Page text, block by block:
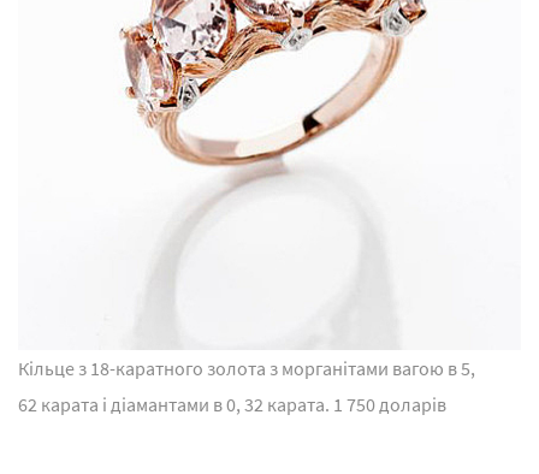
Кільце з 18-каратного золота з морганітами вагою в 5,
62 карата і діамантами в 0, 32 карата. 1 750 доларів